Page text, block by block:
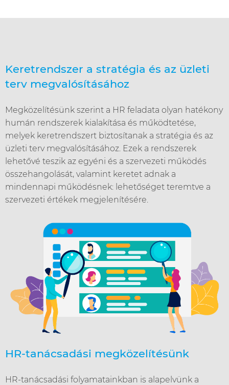
Keretrendszer a stratégia és az üzleti
terv megvalósításához
Megközelítésünk szerint a HR feladata olyan hatékony
humán rendszerek kialakítása és működtetése,
melyek keretrendszert biztosítanak a stratégia és az
üzleti terv megvalósításához. Ezek a rendszerek
lehetővé teszik az egyéni és a szervezeti működés
összehangolását, valamint keretet adnak a
mindennapi működésnek: lehetőséget teremtve a
szervezeti értékek megjelenítésére.
HR-tanácsadási megközelítésünk
HR-tanácsadási folyamatainkban is alapelvünk a